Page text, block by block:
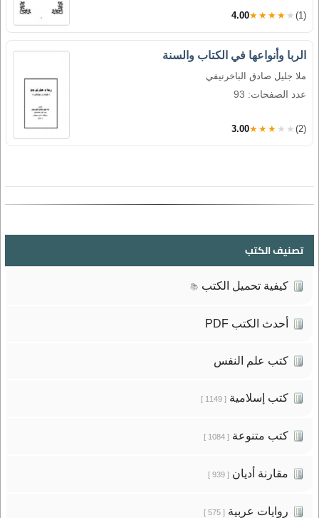
4.00★★★★★ (1)
الربا وأنواعها في الكتاب والسنة
ملا جليل صادق الباخرنيفي
عدد الصفحات: 93
3.00★★★★★ (2)
تصنيف الكتب
كيفية تحميل الكتب 📚
أحدث الكتب PDF
كتب علم النفس
كتب إسلامية[ 1149 ]
كتب متنوعة[ 1084 ]
مقارنة أديان[ 939 ]
روايات عربية[ 575 ]